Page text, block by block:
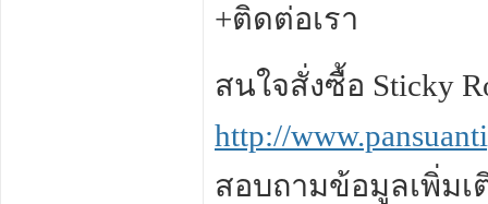
+ติดต่อเรา
สนใจสั่งซื้อ Sticky
http://
สอบถามข้อมูลเพิ่มเ